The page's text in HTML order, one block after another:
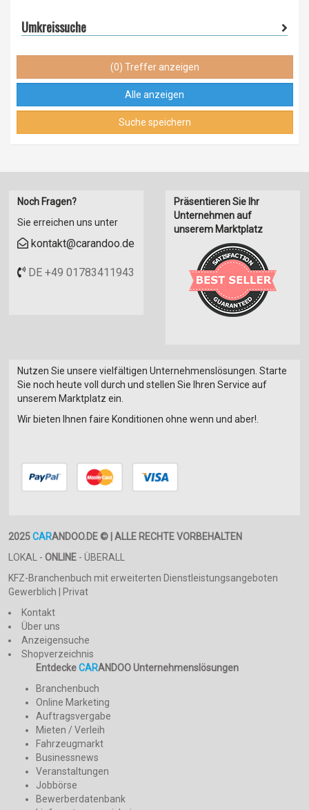
Kosmetikrohstoffe
Kunststoffrohstoffe
Lackrohstoffe
NE-Metalle
rostfreier Edelstahl
Silberstahl
Silizium
Umkreissuche
(0) Treffer anzeigen
Alle anzeigen
Suche speichern
Noch Fragen?
Sie erreichen uns unter
kontakt@carandoo.de
DE +49 01783411943
Präsentieren Sie Ihr
Unternehmen auf
unserem Marktplatz
Nutzen Sie unsere vielfältigen Unternehmenslösungen. Starte
Sie noch heute voll durch und stellen Sie Ihren Service auf
unserem Marktplatz ein.
Wir bieten Ihnen faire Konditionen ohne wenn und aber!.
2025CARANDOO.DE © | ALLE RECHTE VORBEHALTEN
LOKAL - ONLINE - ÜBERALL
KFZ-Branchenbuch mit erweiterten Dienstleistungsangeboten
Gewerblich | Privat
Kontakt
Über uns
Anzeigensuche
Shopverzeichnis
EntdeckeCARANDOO Unternehmenslösungen
Branchenbuch
Online Marketing
Auftragsvergabe
Mieten / Verleih
Fahrzeugmarkt
Businessnews
Veranstaltungen
Jobbörse
Bewerberdatenbank